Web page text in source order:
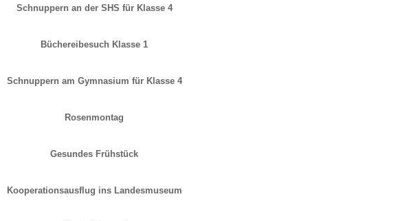
Schnuppern an der SHS für Klasse 4
Büchereibesuch Klasse 1
Schnuppern am Gymnasium für Klasse 4
Rosenmontag
Gesundes Frühstück
Kooperationsausflug ins Landesmuseum